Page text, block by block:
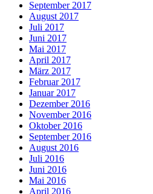
September 2017
August 2017
Juli 2017
Juni 2017
Mai 2017
April 2017
März 2017
Februar 2017
Januar 2017
Dezember 2016
November 2016
Oktober 2016
September 2016
August 2016
Juli 2016
Juni 2016
Mai 2016
April 2016